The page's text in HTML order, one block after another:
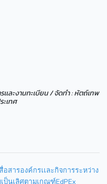
เละงานทะเบียน / จัดทำ : หัตถ์เทพ
เทศ
อสารองค์กรเเละกิจการระหว่าง
ป็นเลิศตามเกณฑ์EdPEx